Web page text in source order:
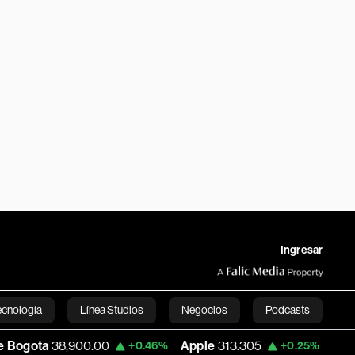
Ingresar
Línea Studios Negocios Podcasts
English+0.46% Apple 313.305 +0.25% USD COP